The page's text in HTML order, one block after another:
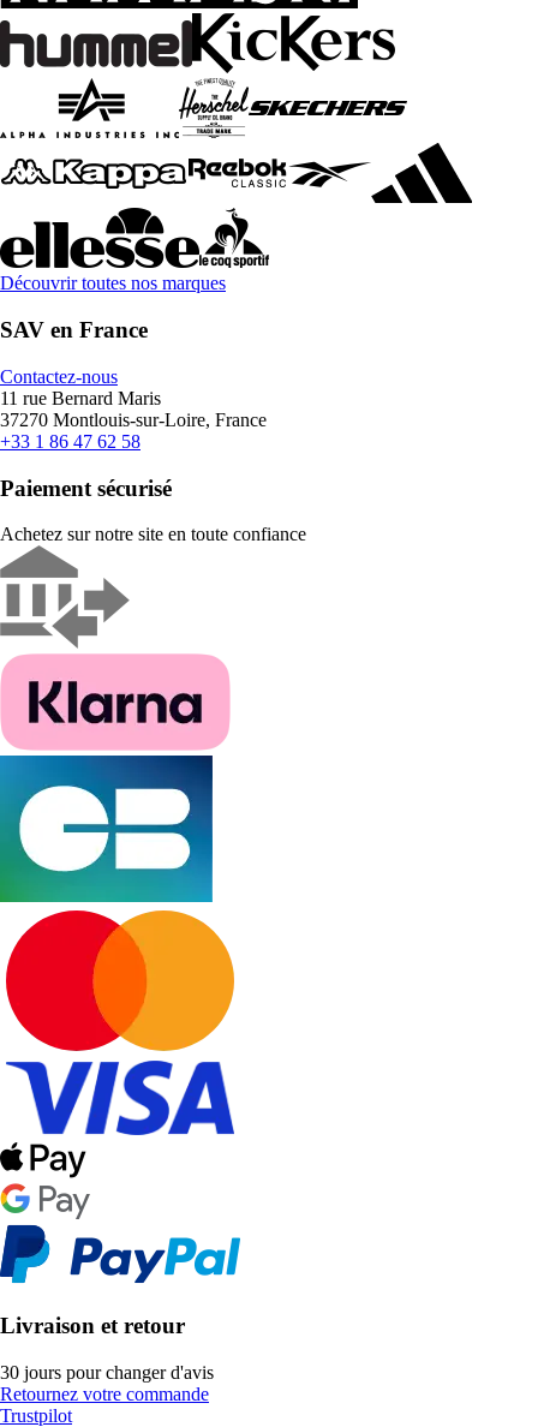
Découvrir toutes nos marques
SAV en France
Contactez-nous
11 rue Bernard Maris
37270 Montlouis-sur-Loire, France
+33 1 86 47 62 58
Paiement sécurisé
Achetez sur notre site en toute confiance
Livraison et retour
30 jours pour changer d'avis
Retournez votre commande
Trustpilot